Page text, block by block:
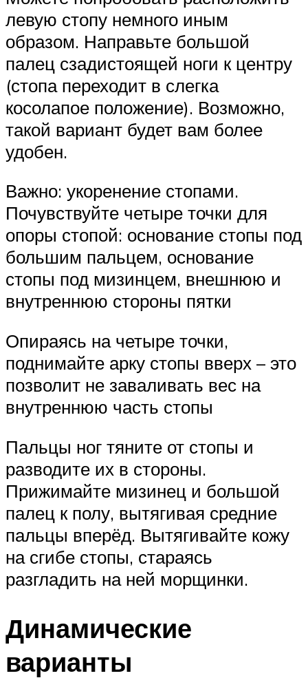
левую стопу немного иным
образом. Направьте большой
палец сзадистоящей ноги к центру
(стопа переходит в слегка
косолапое положение). Возможно,
такой вариант будет вам более
удобен.
Важно: укоренение стопами.
Почувствуйте четыре точки для
опоры стопой: основание стопы под
большим пальцем, основание
стопы под мизинцем, внешнюю и
внутреннюю стороны пятки
Опираясь на четыре точки,
поднимайте арку стопы вверх – это
позволит не заваливать вес на
внутреннюю часть стопы
Пальцы ног тяните от стопы и
разводите их в стороны.
Прижимайте мизинец и большой
палец к полу, вытягивая средние
пальцы вперёд. Вытягивайте кожу
на сгибе стопы, стараясь
разгладить на ней морщинки.
Динамические
варианты